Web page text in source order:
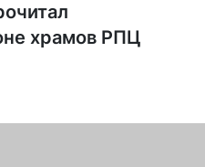
храмов РПЦ